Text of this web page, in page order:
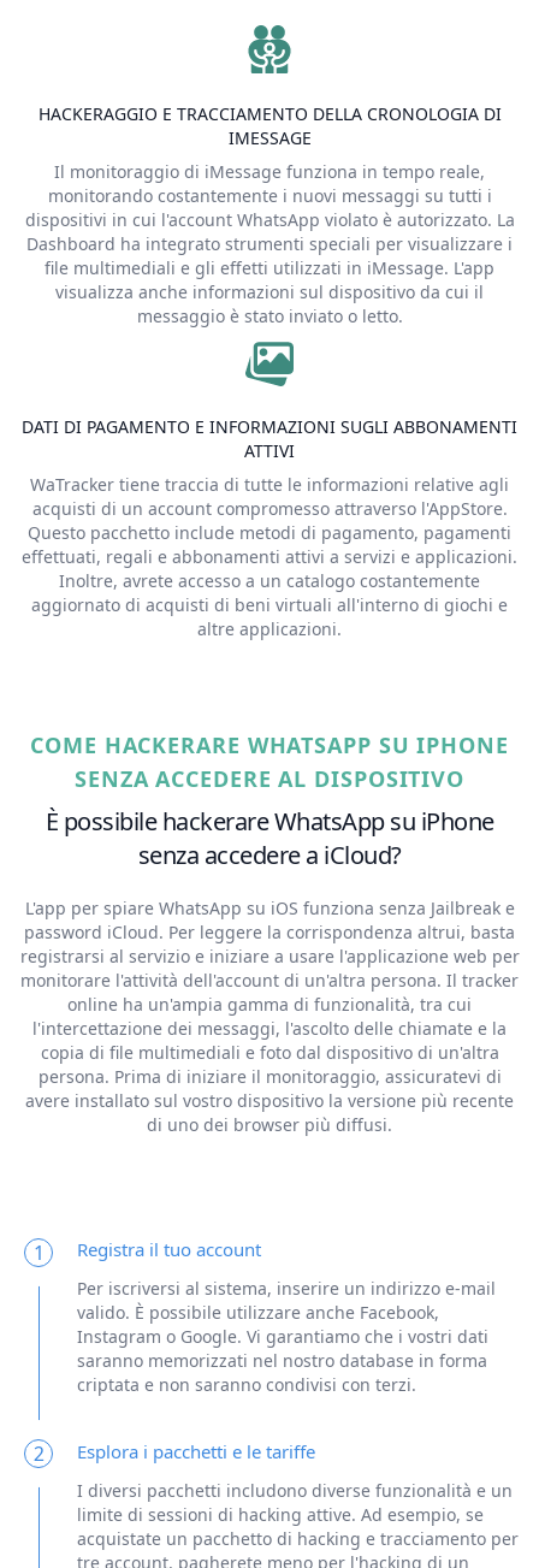
HACKERAGGIO E TRACCIAMENTO DELLA CRONOLOGIA DI
IMESSAGE
Il monitoraggio di iMessage funziona in tempo reale,
monitorando costantemente i nuovi messaggi su tutti i
dispositivi in cui l'account WhatsApp violato è autorizzato. La
Dashboard ha integrato strumenti speciali per visualizzare i
file multimediali e gli effetti utilizzati in iMessage. L'app
visualizza anche informazioni sul dispositivo da cui il
messaggio è stato inviato o letto.
DATI DI PAGAMENTO E INFORMAZIONI SUGLI ABBONAMENTI
ATTIVI
WaTracker tiene traccia di tutte le informazioni relative agli
acquisti di un account compromesso attraverso l'AppStore.
Questo pacchetto include metodi di pagamento, pagamenti
effettuati, regali e abbonamenti attivi a servizi e applicazioni.
Inoltre, avrete accesso a un catalogo costantemente
aggiornato di acquisti di beni virtuali all'interno di giochi e
altre applicazioni.
COME HACKERARE WHATSAPP SU IPHONE
SENZA ACCEDERE AL DISPOSITIVO
È possibile hackerare WhatsApp su iPhone
senza accedere a iCloud?
L'app per spiare WhatsApp su iOS funziona senza Jailbreak e
password iCloud. Per leggere la corrispondenza altrui, basta
registrarsi al servizio e iniziare a usare l'applicazione web per
monitorare l'attività dell'account di un'altra persona. Il tracker
online ha un'ampia gamma di funzionalità, tra cui
l'intercettazione dei messaggi, l'ascolto delle chiamate e la
copia di file multimediali e foto dal dispositivo di un'altra
persona. Prima di iniziare il monitoraggio, assicuratevi di
avere installato sul vostro dispositivo la versione più recente
di uno dei browser più diffusi.
1 Registra il tuo account
Per iscriversi al sistema, inserire un indirizzo e-mail
valido. È possibile utilizzare anche Facebook,
Instagram o Google. Vi garantiamo che i vostri dati
saranno memorizzati nel nostro database in forma
criptata e non saranno condivisi con terzi.
2 Esplora i pacchetti e le tariffe
I diversi pacchetti includono diverse funzionalità e un
limite di sessioni di hacking attive. Ad esempio, se
acquistate un pacchetto di hacking e tracciamento per
tre account, pagherete meno per l'hacking di un